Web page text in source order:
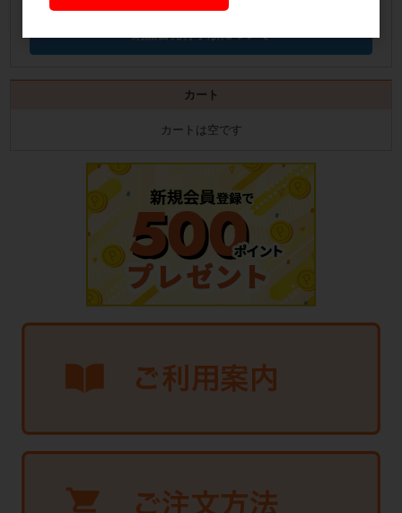
カート
カートは空です